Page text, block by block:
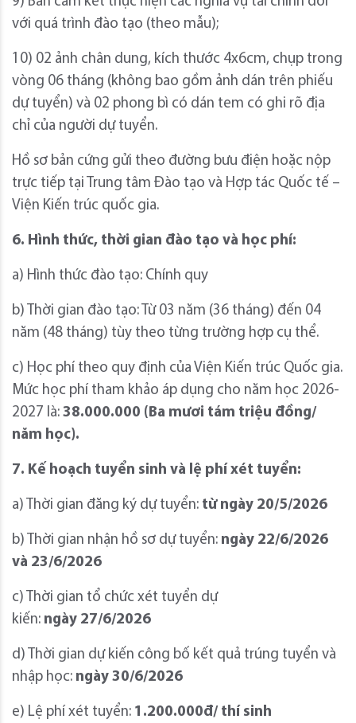
với quá trình đào tạo (theo mẫu);
10) 02 ảnh chân dung, kích thước 4x6cm, chụp trong
vòng 06 tháng (không bao gồm ảnh dán trên phiếu
dự tuyển) và 02 phong bì có dán tem có ghi rõ địa
chỉ của người dự tuyển.
Hồ sơ bản cứng gửi theo đường bưu điện hoặc nộp
trực tiếp tại Trung tâm Đào tạo và Hợp tác Quốc tế –
Viện Kiến trúc quốc gia.
6. Hình thức, thời gian đào tạo và học phí:
a) Hình thức đào tạo: Chính quy
b) Thời gian đào tạo: Từ 03 năm (36 tháng) đến 04
năm (48 tháng) tùy theo từng trường hợp cụ thể.
c) Học phí theo quy định của Viện Kiến trúc Quốc gia.
Mức học phí tham khảo áp dụng cho năm học 2026-
2027 là: 38.000.000 (Ba mươi tám triệu đồng/
năm học).
7. Kế hoạch tuyển sinh và lệ phí xét tuyển:
a) Thời gian đăng ký dự tuyển: từ ngày 20/5/2026
b) Thời gian nhận hồ sơ dự tuyển: ngày 22/6/2026
và 23/6/2026
c) Thời gian tổ chức xét tuyển dự
kiến: ngày 27/6/2026
d) Thời gian dự kiến công bố kết quả trúng tuyển và
nhập học: ngày 30/6/2026
e) Lệ phí xét tuyển: 1.200.000đ/ thí sinh